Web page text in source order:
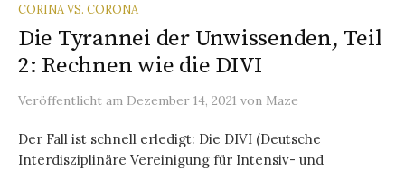
CORINA VS. CORONA
Die Tyrannei der Unwissenden, Teil
2: Rechnen wie die DIVI
Veröffentlicht am Dezember 14, 2021 von Maze
Der Fall ist schnell erledigt: Die DIVI (Deutsche
Interdisziplinäre Vereinigung für Intensiv- und